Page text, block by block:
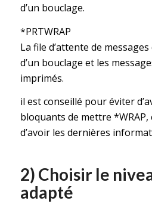
d’un bouclage.
*PRTWRAP
La file d’attente de
d’un bouclage et les
imprimés.
il est conseillé pour éviter
bloquants de mettre
d’avoir les dernières
2) Choisir le
adapté